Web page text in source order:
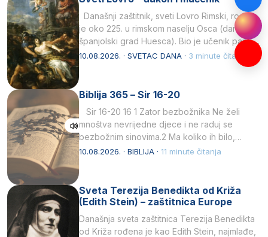
Današnji zaštitnik, sveti Lovro Rimski, rođen
je oko 225. u rimskom naselju Osca (danas
španjolski grad Huesca). Bio je učenik pape…
10.08.2026. · SVETAC DANA · 3 minute čitanja
Biblija 365 – Sir 16-20
Sir 16-20 16 1 Zator bezbožnika Ne želi
mnoštva nevrijedne djece i ne raduj se
bezbožnim sinovima.2 Ma koliko ih bilo,…
10.08.2026. · BIBLIJA · 11 minute čitanja
Sveta Terezija Benedikta od Križa
(Edith Stein) – zaštitnica Europe
Današnja sveta zaštitnica Terezija Benedikta
od Križa rođena je kao Edith Stein, najmlađe,